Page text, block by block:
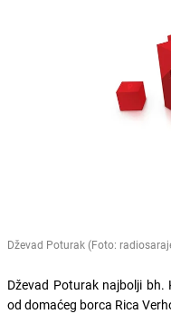
Dževad Poturak (Foto:
Dževad Poturak najbolji
od domaćeg borca Rica